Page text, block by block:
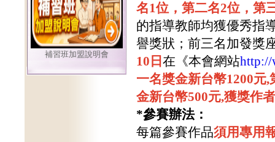
補習班加盟說明會
名1位，第二名2位，第
的指導教師均獲優秀指
譽獎狀；前三名加發獎
10日 在《本會網站http://
一名獎金新台幣1200元
金新台幣500元,獲獎作
*參賽辦法：
每篇參賽作品須用專用